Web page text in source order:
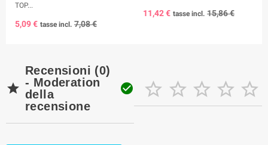
TOP...
5,09 € tasse incl. 7,08 €
11,42 € tasse incl. 15,86 €

Recensioni (0)
- Moderation
della
recensione
     